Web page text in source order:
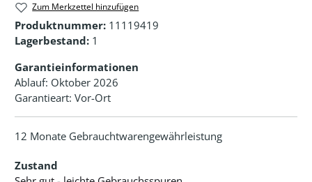
Zum Merkzettel hinzufügen
Produktnummer: 11119419
Lagerbestand: 1
Garantieinformationen
Ablauf: Oktober 2026
Garantieart: Vor-Ort
12 Monate Gebrauchtwarengewährleistung
Zustand